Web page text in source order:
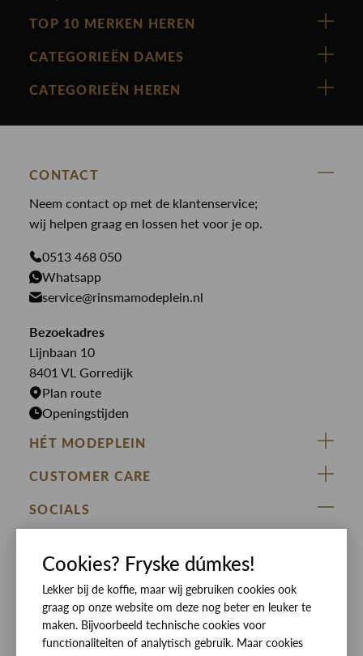
TOP 10 MERKEN HEREN
Vanguard
Cast Iron
Paul en Shark
Genti
PME Legend
Butcher of Blue
Bekijk alle merken >
CATEGORIEËN DAMES
Nieuw binnen
Blouses
Broeken
Gilets
Jassen
Jeans
Jumpsuits
Jurken
Rokken
CATEGORIEËN HEREN
Broeken
Colberts
Giftcards
Jassen
Overhemden
Truien
T-shirts
CONTACT
Neem contact op met de klantenservice;
wij helpen graag en lossen het voor je op.
0513 468 050
Whatsapp
service@rinsmamodeplein.nl
Bezoekadres
Lijnbaan 10
8401 VL Gorredijk
Plan route
Openingstijden
HÉT MODEPLEIN
ZIJ VAN RINSMA
DE HEEREN VAN RINSMA
RINSMA.CONCEPTS
Eten en drinken
Openingstijden
Werken bij RINSMA
CUSTOMER CARE
Veelgestelde vragen
Betaalmethoden
Bezorgen
Contact
Reviews
SOCIALS
Cookies? Fryske dúmkes!
Lekker bij de koffie, maar wij gebruiken cookies ook
graag op onze website om deze nog beter en leuker te
maken. Bijvoorbeeld technische cookies voor
functionaliteiten of analytisch gebruik. Maar cookies